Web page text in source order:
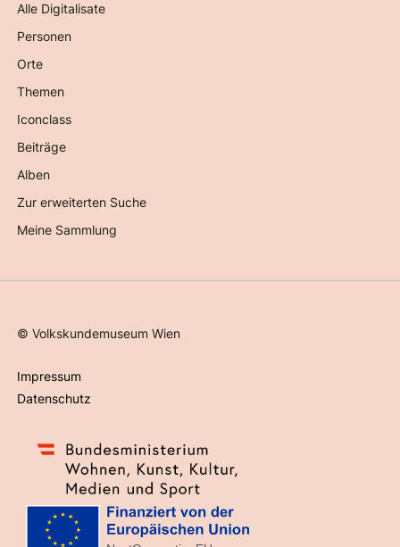
Alle Digitalisate
Personen
Orte
Themen
Iconclass
Beiträge
Alben
Zur erweiterten Suche
Meine Sammlung
©Volkskundemuseum Wien
Impressum
Datenschutz